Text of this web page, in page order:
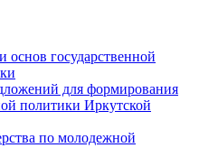
основ государственной
для формирования
политики Иркутской
по молодежной